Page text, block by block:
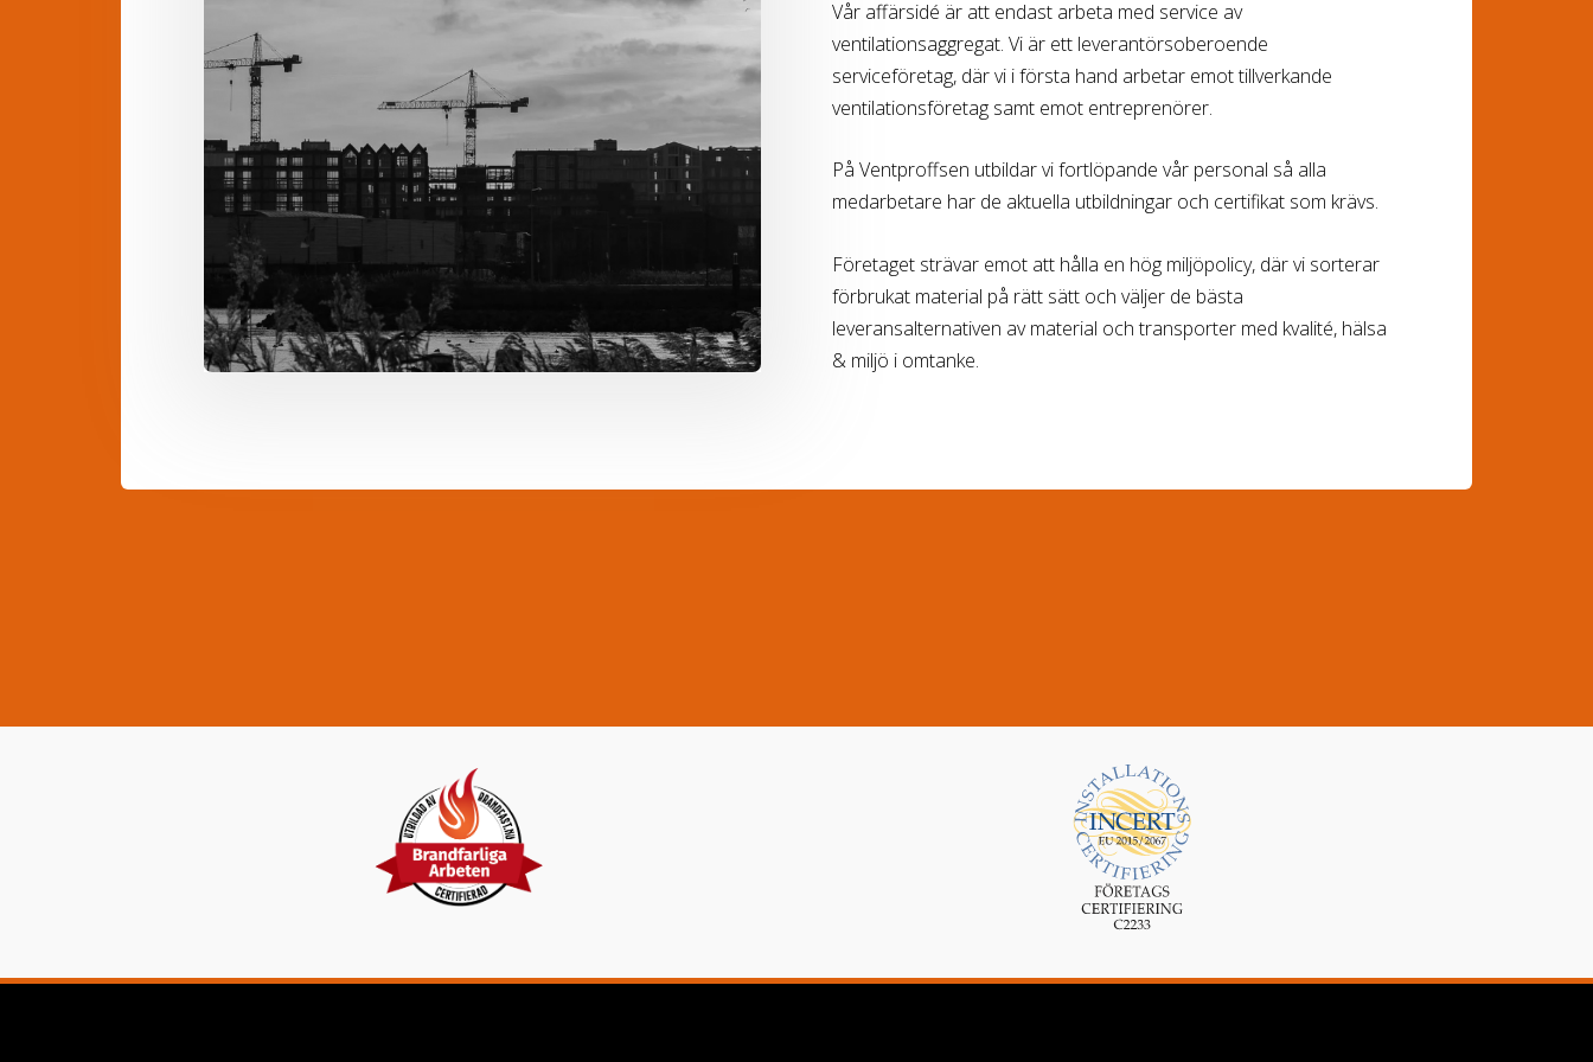
Vår affärsidé är att endast arbeta med service av
ventilationsaggregat. Vi är ett leverantörsoberoende
serviceföretag, där vi i första hand arbetar emot tillverkande
ventilationsföretag samt emot entreprenörer.
På Ventproffsen utbildar vi fortlöpande vår personal så alla
medarbetare har de aktuella utbildningar och certifikat som krävs.
Företaget strävar emot att hålla en hög miljöpolicy, där vi sorterar
förbrukat material på rätt sätt och väljer de bästa
leveransalternativen av material och transporter med kvalité, hälsa
& miljö i omtanke.